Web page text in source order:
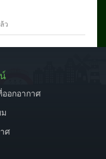
ว
อกอากาศ
ศ